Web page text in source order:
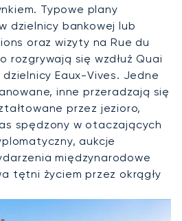
Typowe plany
dzielnicy bankowej lub
oraz wizyty na Rue du
rozgrywają się wzdłuż Quai
Eaux-Vives. Jedne
inne przeradzają się
przez jezioro,
spędzony w otaczających
aukcje
międzynarodowe
tętni życiem przez okrągły